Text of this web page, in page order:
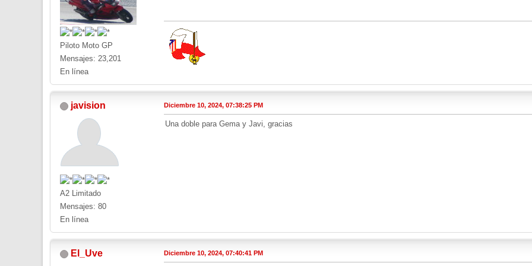
Piloto Moto GP
Mensajes: 23,201
En línea
javision
A2 Limitado
Mensajes: 80
En línea
Diciembre 10, 2024, 07:38:25 PM
Una doble para Gema y Javi, gracias
El_Uve Diciembre 10, 2024, 07:40:41 PM